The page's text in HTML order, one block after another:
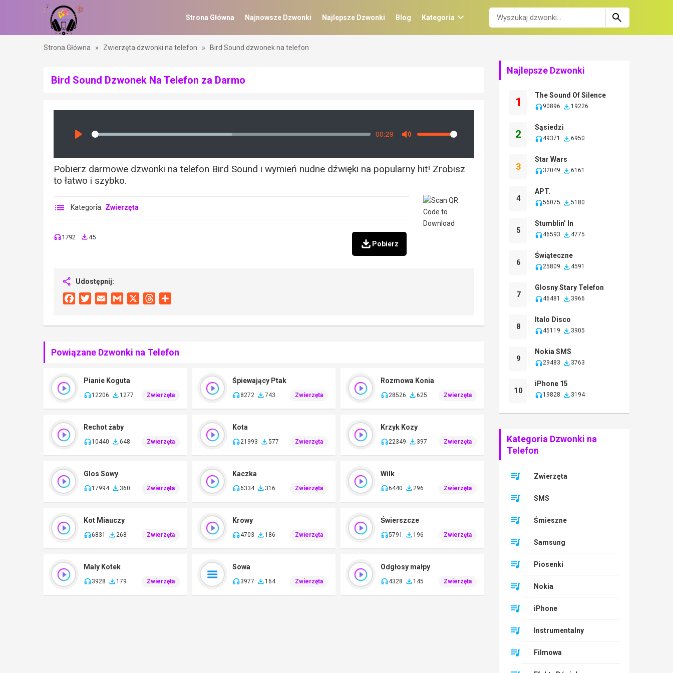
Strona Główna Najnowsze Dzwonki Najlepsze Dzwonki Blog Kategoria
Strona Główna » Zwierzęta dzwonki na telefon » Bird Sound dzwonek na telefon
Bird Sound Dzwonek Na Telefon za Darmo
Seek
00:29
Volume
Pobierz darmowe dzwonki na telefon Bird Sound i wymień nudne dźwięki na popularny hit! Zrobisz
to łatwo i szybko.
Kategoria: Zwierzęta
1792 45
Pobierz
Udostępnij:
FacebookTwitterEmail Gmail Threads
Powiązane Dzwonki na Telefon
Pianie Koguta
12206 1277 Zwierzęta
Śpiewający Ptak
8272 743 Zwierzęta
Rozmowa Konia
28526 625 Zwierzęta
Rechot żaby
10440 648 Zwierzęta
Kota
21993 577 Zwierzęta
Krzyk Kozy
22349 397 Zwierzęta
Glos Sowy
17994 360 Zwierzęta
Kaczka
6334 316 Zwierzęta
Wilk
6440 296 Zwierzęta
Kot Miauczy
6831 268 Zwierzęta
Krowy
4703 186 Zwierzęta
Świerszcze
5791 196 Zwierzęta
Maly Kotek
3928 179 Zwierzęta
Sowa
3977 164 Zwierzęta
Odgłosy małpy
4328 145 Zwierzęta
Najlepsze Dzwonki
1
The Sound Of Silence
90896 19226
2
Sąsiedzi
49371 6950
3
Star Wars
32049 6161
4
APT.
56075 5180
5
Stumblin’ In
46593 4775
6
Świąteczne
25809 4591
7
Glosny Stary Telefon
46481 3966
8
Italo Disco
45119 3905
9
Nokia SMS
29483 3763
10
iPhone 15
19828 3194
Kategoria Dzwonki na
Telefon
Zwierzęta
SMS
Śmieszne
Samsung
Piosenki
Nokia
iPhone
Instrumentalny
Filmowa